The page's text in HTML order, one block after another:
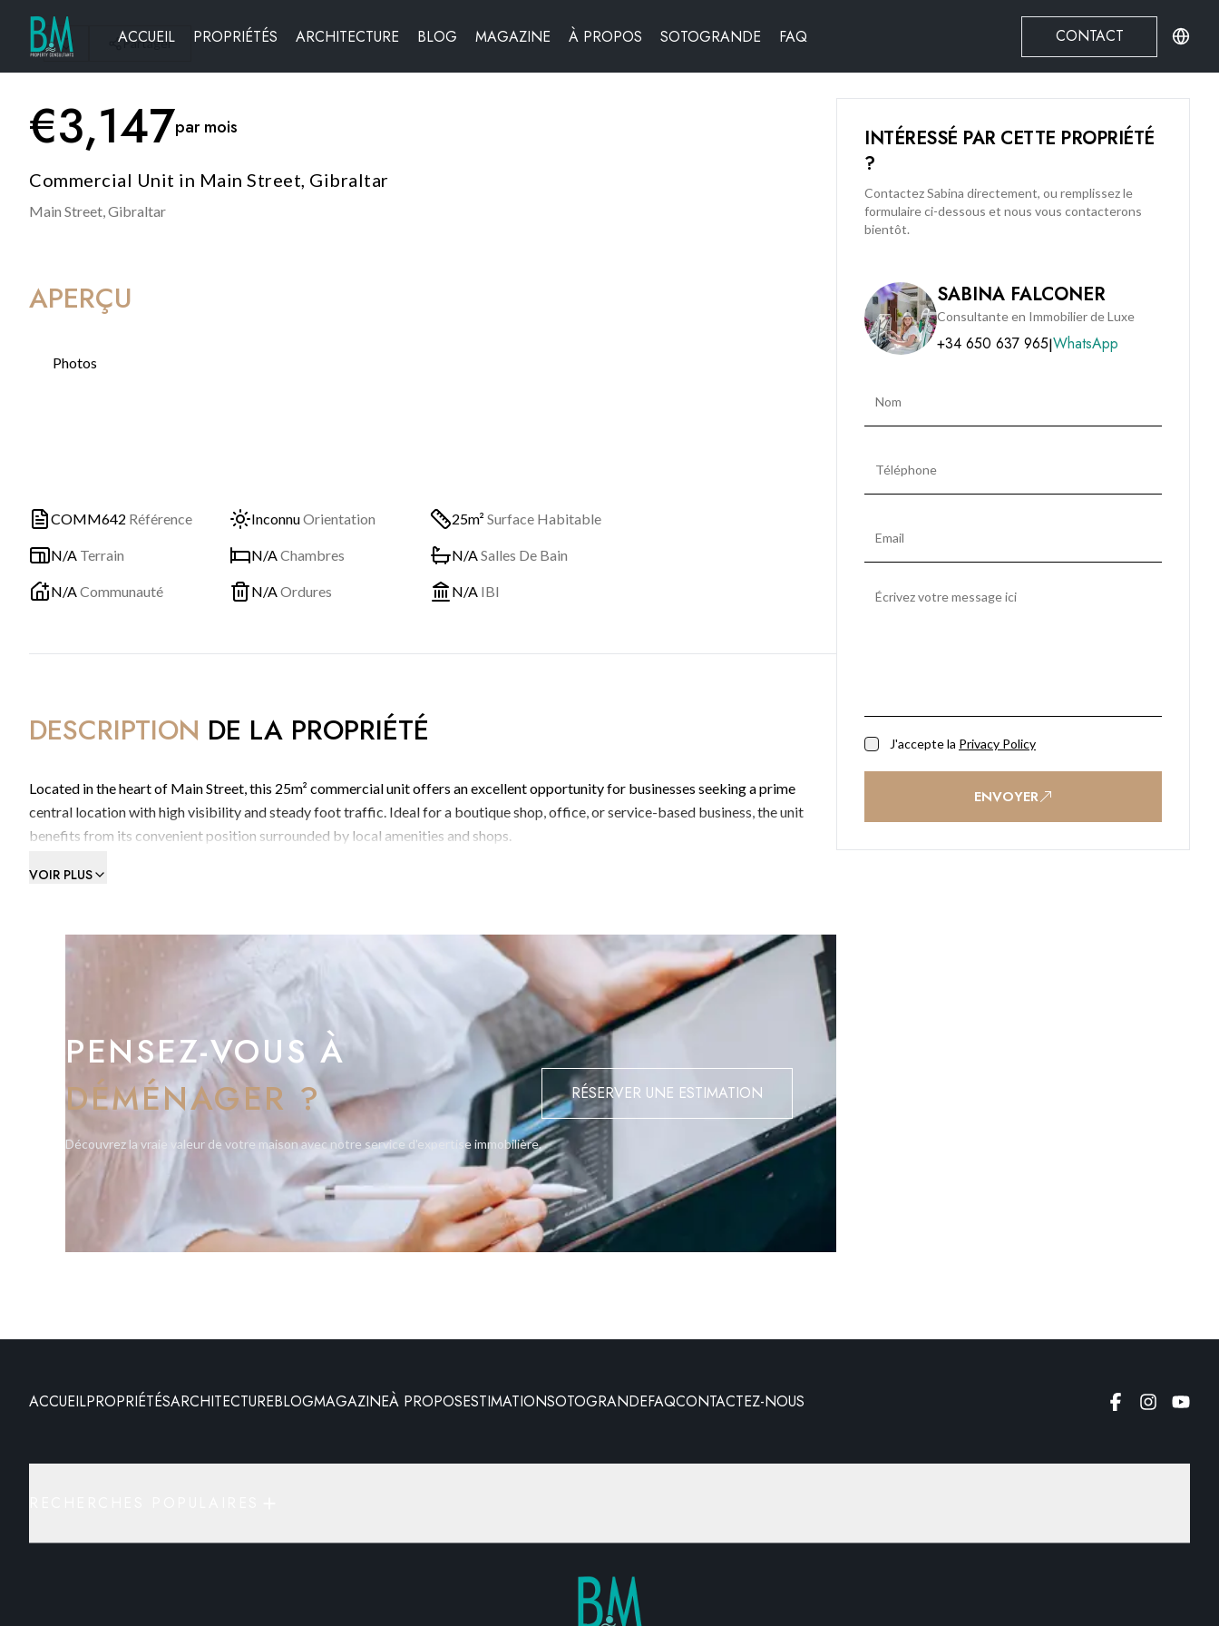
ACCUEIL PROPRIÉTÉS ARCHITECTURE BLOG MAGAZINE À PROPOS SOTOGRANDE FAQ CONTACT
Partager
€3,147par mois
Commercial Unit in Main Street, Gibraltar
Main Street,Gibraltar
APERÇU
Photos
COMM642 Référence InconnuOrientation 25m² Surface Habitable
N/A Terrain N/AChambres N/ASalles De Bain
N/ACommunauté N/AOrdures N/A IBI
DESCRIPTION DE LA PROPRIÉTÉ
Located in the heart of Main Street, this 25m² commercial unit offers an excellent opportunity for businesses seeking a prime
central location with high visibility and steady foot traffic. Ideal for a boutique shop, office, or service-based business, the unit
benefits from its convenient position surrounded by local amenities and shops.
VOIR PLUS
PENSEZ-VOUS À
DÉMÉNAGER ?
Découvrez la vraie valeur de votre maison avec notre service d'expertise immobilière.
RÉSERVER UNE ESTIMATION
INTÉRESSÉ PAR CETTE PROPRIÉTÉ
?
Contactez Sabina directement, ou remplissez le
formulaire ci-dessous et nous vous contacterons
bientôt.
SABINA FALCONER
Consultante en Immobilier de Luxe
+34 650 637 965|WhatsApp
J'accepte la Privacy Policy
ENVOYER
ACCUEILPROPRIÉTÉSARCHITECTUREBLOGMAGAZINEÀ PROPOSESTIMATIONSOTOGRANDEFAQCONTACTEZ-NOUS